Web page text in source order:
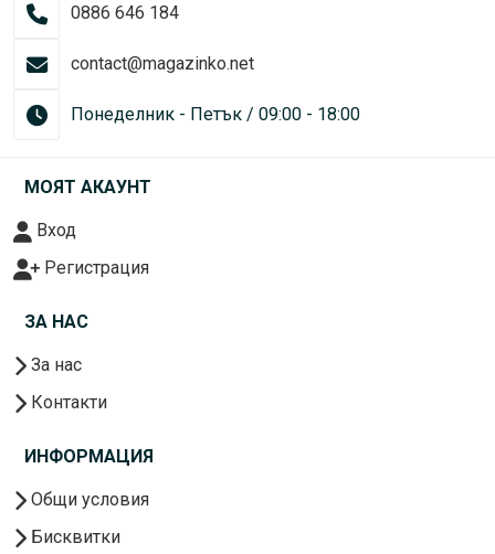
0886 646 184
contact@magazinko.net
Понеделник - Петък / 09:00 - 18:00
МОЯТ АКАУНТ
Вход
Регистрация
ЗА НАС
За нас
Контакти
ИНФОРМАЦИЯ
Общи условия
Бисквитки